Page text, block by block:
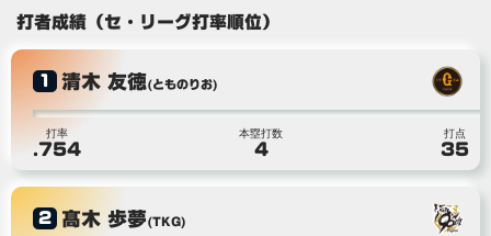
打者成績（セ・リーグ打率順位）
1 清木 友徳(とものりお)
打率
.754
本塁打数
4
打点
35
2 髙木 歩夢(TKG)